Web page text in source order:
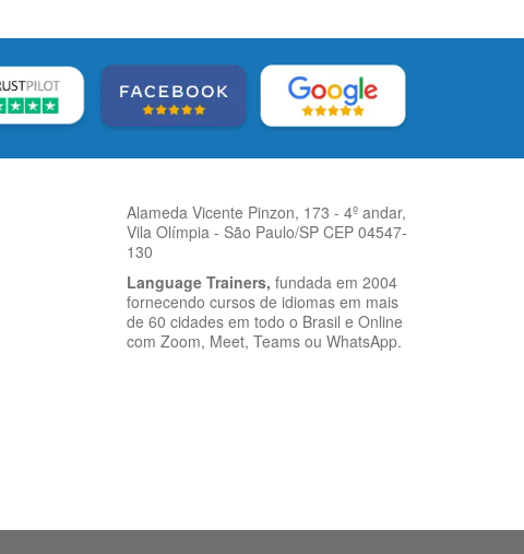
Alameda Vicente Pinzon, 173 - 4º andar,
Vila Olímpia - São Paulo/SP CEP 04547-
130
Language Trainers, fundada em 2004
fornecendo cursos de idiomas em mais
de 60 cidades em todo o Brasil e Online
com Zoom, Meet, Teams ou WhatsApp.